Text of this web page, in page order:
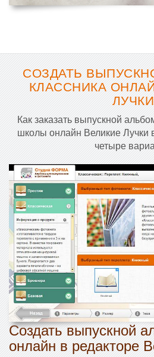
СОЗДАТЬ
КЛАССНИКА
ЛУЧКИ
Как заказать выпускной
школы онлайн Великие Лучки
четыре
Создать выпускной
онлайн в редакторе